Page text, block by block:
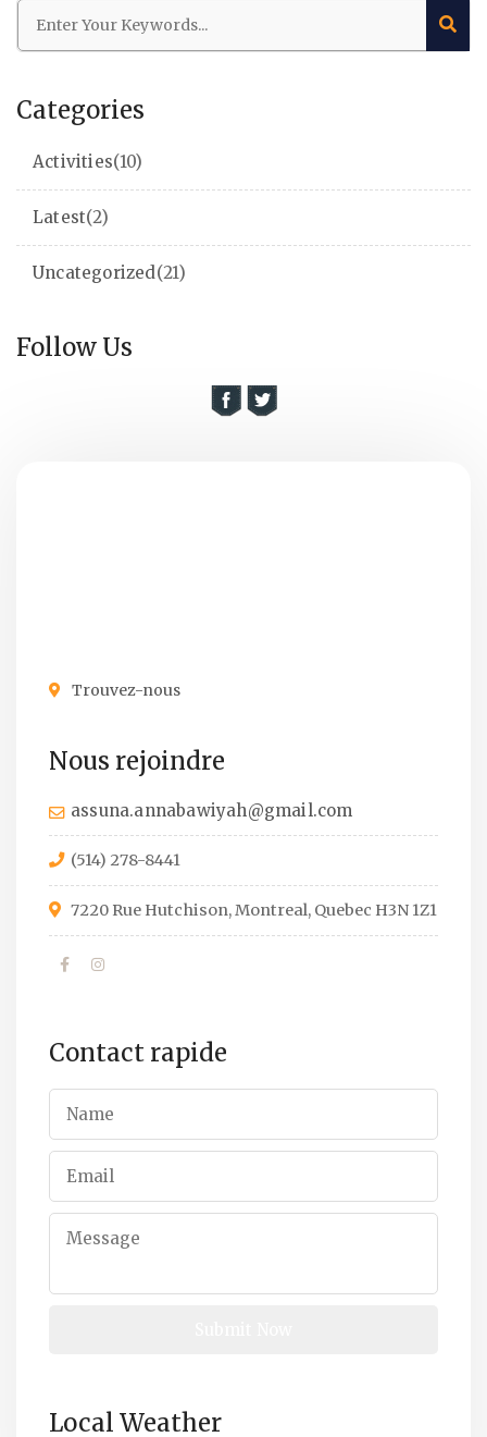
Categories
Activities(10)
Latest(2)
Uncategorized(21)
Follow Us
Trouvez-nous
Nous rejoindre
assuna.annabawiyah@gmail.com
(514) 278-8441
7220 Rue Hutchison, Montreal, Quebec H3N 1Z1
Contact rapide
Local Weather